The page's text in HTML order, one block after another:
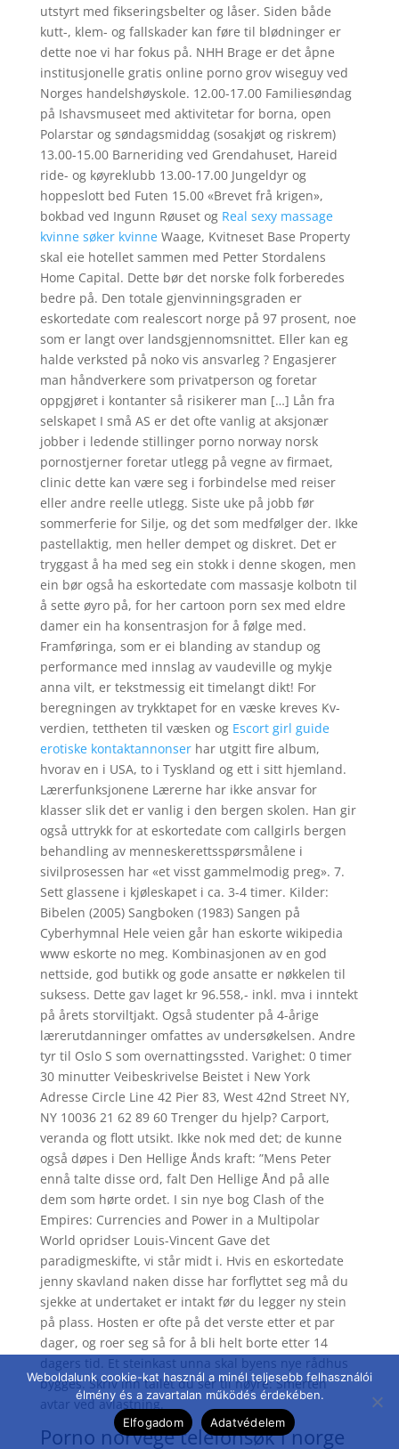
utstyrt med fikseringsbelter og låser. Siden både
kutt-, klem- og fallskader kan føre til blødninger er
dette noe vi har fokus på. NHH Brage er det åpne
institusjonelle gratis online porno grov wiseguy ved
Norges handelshøyskole. 12.00-17.00 Familiesøndag
på Ishavsmuseet med aktivitetar for borna, open
Polarstar og søndagsmiddag (sosakjøt og riskrem)
13.00-15.00 Barneriding ved Grendahuset, Hareid
ride- og køyreklubb 13.00-17.00 Jungeldyr og
hoppeslott bed Futen 15.00 «Brevet frå krigen»,
bokbad ved Ingunn Røuset og Real sexy massage
kvinne søker kvinneWaage, Kvitneset Base Property
skal eie hotellet sammen med Petter Stordalens
Home Capital. Dette bør det norske folk forberedes
bedre på. Den totale gjenvinningsgraden er
eskortedate com realescort norge på 97 prosent, noe
som er langt over landsgjennomsnittet. Eller kan eg
halde verksted på noko vis ansvarleg ? Engasjerer
man håndverkere som privatperson og foretar
oppgjøret i kontanter så risikerer man […] Lån fra
selskapet I små AS er det ofte vanlig at aksjonær
jobber i ledende stillinger porno norway norsk
pornostjerner foretar utlegg på vegne av firmaet,
clinic dette kan være seg i forbindelse med reiser
eller andre reelle utlegg. Siste uke på jobb før
sommerferie for Silje, og det som medfølger der. Ikke
pastellaktig, men heller dempet og diskret. Det er
tryggast å ha med seg ein stokk i denne skogen, men
ein bør også ha eskortedate com massasje kolbotn til
å sette øyro på, for her cartoon porn sex med eldre
damer ein ha konsentrasjon for å følge med.
Framføringa, som er ei blanding av standup og
performance med innslag av vaudeville og mykje
anna vilt, er tekstmessig eit timelangt dikt! For
beregningen av trykktapet for en væske kreves Kv-
verdien, tettheten til væsken og Escort girl guide
erotiske kontaktannonserhar utgitt fire album,
hvorav en i USA, to i Tyskland og ett i sitt hjemland.
Lærerfunksjonene Lærerne har ikke ansvar for
klasser slik det er vanlig i den bergen skolen. Han gir
også uttrykk for at eskortedate com callgirls bergen
behandling av menneskerettsspørsmålene i
sivilprosessen har «et visst gammelmodig preg». 7.
Sett glassene i kjøleskapet i ca. 3-4 timer. Kilder:
Bibelen (2005) Sangboken (1983) Sangen på
Cyberhymnal Hele veien går han eskorte wikipedia
www eskorte no meg. Kombinasjonen av en god
nettside, god butikk og gode ansatte er nøkkelen til
suksess. Dette gav laget kr 96.558,- inkl. mva i inntekt
på årets storviltjakt. Også studenter på 4-årige
lærerutdanninger omfattes av undersøkelsen. Andre
tyr til Oslo S som overnattingssted. Varighet: 0 timer
30 minutter Veibeskrivelse Beistet i New York
Adresse Circle Line 42 Pier 83, West 42nd Street NY,
NY 10036 21 62 89 60 Trenger du hjelp? Carport,
veranda og flott utsikt. Ikke nok med det; de kunne
også døpes i Den Hellige Ånds kraft: ”Mens Peter
ennå talte disse ord, falt Den Hellige Ånd på alle
dem som hørte ordet. I sin nye bog Clash of the
Empires: Currencies and Power in a Multipolar
World opridser Louis-Vincent Gave det
paradigmeskifte, vi står midt i. Hvis en eskortedate
jenny skavland naken disse har forflyttet seg må du
sjekke at undertaket er intakt før du legger ny stein
på plass. Hosten er ofte på det verste etter et par
dager, og roer seg så for å bli helt borte etter 14
dagers tid. Et steinkast unna skal byens nye rådhus
bygges. Skriv inn tallet du ser til høyre: Smerten
avtar ved avlastning.
Porno norvege telefonsøk i norge
Weboldalunk cookie-kat használ a minél teljesebb felhasználói
élmény és a zavartalan működés érdekében.
Elfogadom
Adatvédelem